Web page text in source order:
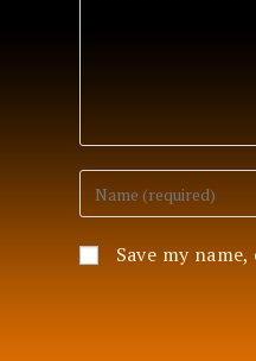
Enter
your
name
or
username
Save my